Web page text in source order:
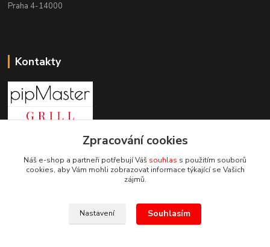
Praha 4-14000
Kontakty
+420 603 197 240
info@pipmaster.cz
Zpracování cookies
Náš e-shop a partneři potřebují Váš souhlas s použitím souborů
cookies, aby Vám mohli zobrazovat informace týkající se Vašich
zájmů.
Nastavení Souhlasím